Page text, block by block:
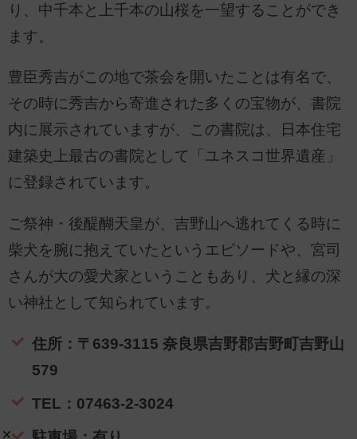
り、中千本と上千本の山桜を一望することができ
ます。
豊臣秀吉がこの地で茶会を開いたことは有名で、
その時に秀吉から寄進された多くの宝物が、書院
内に展示されていますが、この書院は、日本住宅
建築史上最古の書院として「ユネスコ世界遺産」
に登録されています。
ご祭神・後醍醐天皇が、吉野山へ逃れてくる時に
柴犬を腕に抱えていたというエピソードや、宮司
さんが大の愛犬家ということもあり、犬と縁の深
い神社として知られています。
住所：〒639-3115 奈良県吉野郡吉野町吉野山
579
TEL：07463-2-3024